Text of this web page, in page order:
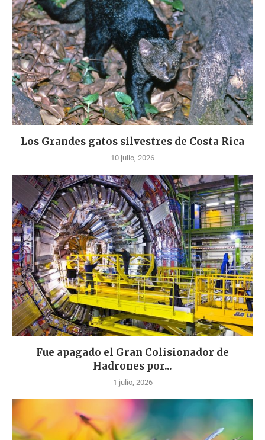
Los Grandes gatos silvestres de Costa Rica
10 julio, 2026
Fue apagado el Gran Colisionador de
Hadrones por...
1 julio, 2026